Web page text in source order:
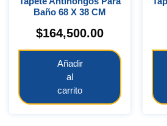
Baño 68 X 38 CM
$164,500.00
Añadir
al
carrito